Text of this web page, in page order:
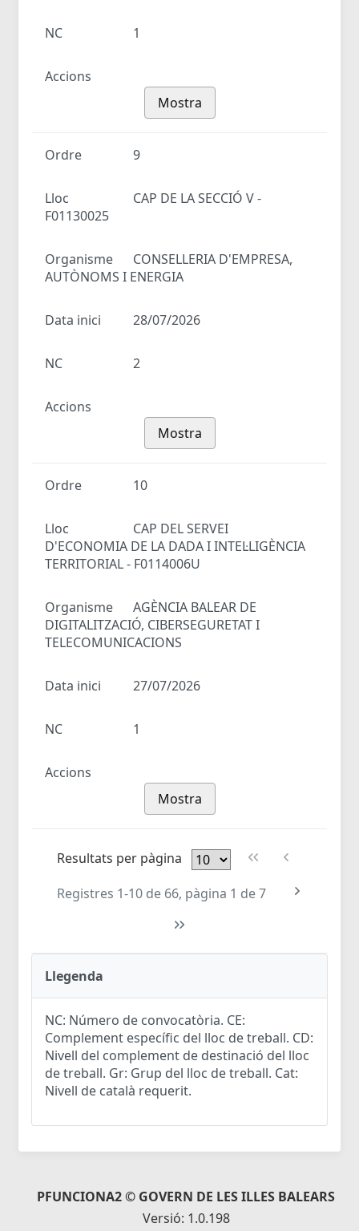
NC 1
Accions
Mostra
Ordre 9
Lloc
CAP DE LA SECCIÓ V -
F01130025
Organisme
CONSELLERIA D'EMPRESA,
AUTÒNOMS I ENERGIA
Data inici 28/07/2026
NC 2
Accions
Mostra
Ordre 10
Lloc
CAP DEL SERVEI
D'ECONOMIA DE LA DADA I INTEL·LIGÈNCIA
TERRITORIAL - F0114006U
Organisme
AGÈNCIA BALEAR DE
DIGITALITZACIÓ, CIBERSEGURETAT I
TELECOMUNICACIONS
Data inici 27/07/2026
NC 1
Accions
Mostra
Resultats per pàgina
Registres 1-10 de 66, pàgina 1 de 7
Llegenda
NC: Número de convocatòria. CE:
Complement específic del lloc de treball. CD:
Nivell del complement de destinació del lloc
de treball. Gr: Grup del lloc de treball. Cat:
Nivell de català requerit.
PFUNCIONA2 © GOVERN DE LES ILLES BALEARS
Versió: 1.0.198